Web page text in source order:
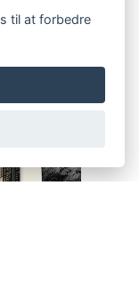
til at forbedre